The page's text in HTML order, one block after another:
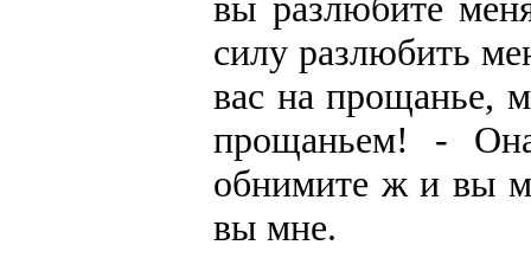
силу разлюбить
вас на прощанье,
прощаньем! -
обнимите ж и вы
вы мне.